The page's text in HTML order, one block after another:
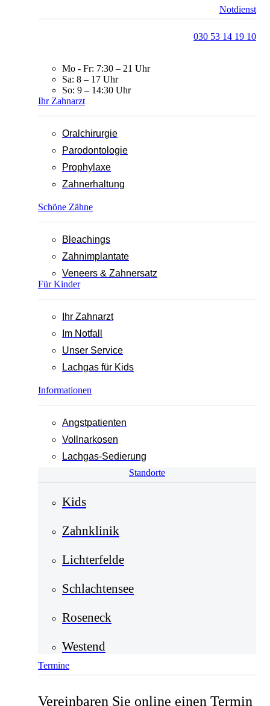
Notdienst
030 53 14 19 10
Mo - Fr: 7:30 – 21 Uhr
Sa: 8 – 17 Uhr
So: 9 – 14:30 Uhr
Ihr Zahnarzt
Oralchirurgie
Parodontologie
Prophylaxe
Zahnerhaltung
Schöne Zähne
Bleachings
Zahnimplantate
Veneers & Zahnersatz
Für Kinder
Ihr Zahnarzt
Im Notfall
Unser Service
Lachgas für Kids
Informationen
Angstpatienten
Vollnarkosen
Lachgas-Sedierung
Standorte
Kids
Zahnklinik
Lichterfelde
Schlachtensee
Roseneck
Westend
Termine
Vereinbaren Sie online einen Termin